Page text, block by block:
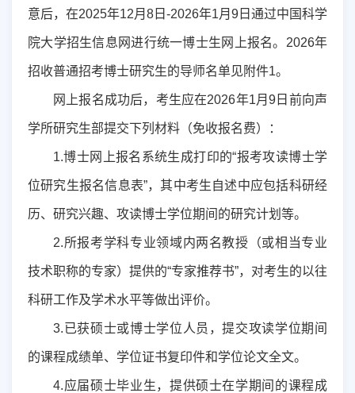
意后，在2025年12月 8 日 -2026年1月 9 日 通过中国科学
院大学招生信息网进行统一博士生网上报名。 2026年
招收普通招考博士研究生的导师名单见附件1。
网上报名成功后，考生应在2026年1月9 日前向声
学所研究生部提交下列材料 （免收报名费）：
1.博士网上报名系统生成打印的“报考攻读博士学
位研究生报名信息表”，其中考生自述中应包括科研经
历、研究兴趣、攻读博士学位期间的研究计划等。
2.所报考学科专业领域内两名教授（或相当专业
技术职称的专家）提供的“专家推荐书”，对考生的以往
科研工作及学术水平等做出评价。
3. 已获硕士或博士学位人员，提交攻读学位期间
的课程成绩单、学位证书复印件和学位论文全文。
4.应届硕士毕业生，提供硕士在学期间的课程成